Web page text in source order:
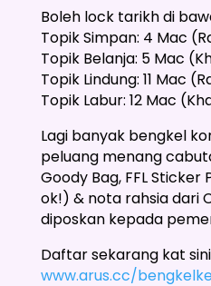
Boleh lock tarikh di
Topik Simpan: 4 Mac
Topik Belanja: 5 Mac
Topik Lindung: 11 Mac
Topik Labur: 12 Mac
Lagi banyak bengkel
peluang menang
Goody Bag, FFL
ok!) & nota rahsia dari
diposkan kepada
Daftar sekarang kat
www.arus.cc/